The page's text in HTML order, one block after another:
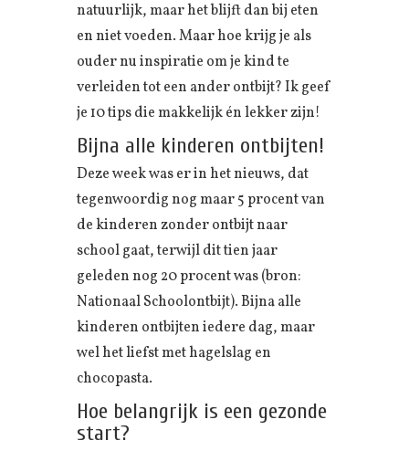
natuurlijk, maar het blijft dan bij eten
en niet voeden. Maar hoe krijg je als
ouder nu inspiratie om je kind te
verleiden tot een ander ontbijt? Ik geef
je 10 tips die makkelijk én lekker zijn!
Bijna alle kinderen ontbijten!
Deze week was er in het nieuws, dat
tegenwoordig nog maar 5 procent van
de kinderen zonder ontbijt naar
school gaat, terwijl dit tien jaar
geleden nog 20 procent was (bron:
Nationaal Schoolontbijt). Bijna alle
kinderen ontbijten iedere dag, maar
wel het liefst met hagelslag en
chocopasta.
Hoe belangrijk is een gezonde
start?